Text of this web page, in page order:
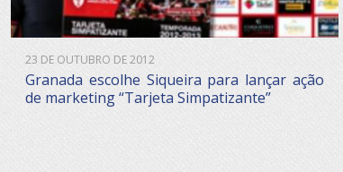
23 DE OUTUBRO DE 2012
Granada escolhe Siqueira para lançar ação
de marketing “Tarjeta Simpatizante”